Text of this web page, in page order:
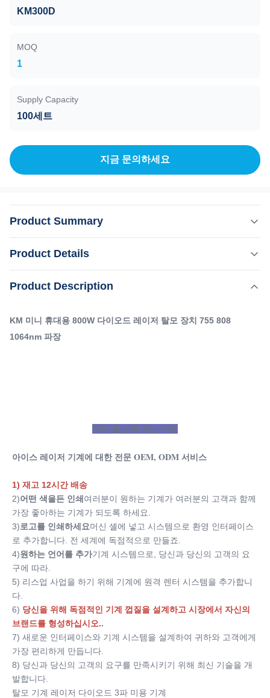
KM300D
MOQ
1
Supply Capacity
100세트
지금 문의하세요
Product Summary
을든 인쇄여러분이 원하는 기계가 여러분의 고객과 함께 가
신 셸에 넣고 시스템으로 환영 인터페이스로 추가합니다. 전
세계에 독점적으로 만들죠.4)원하는 언어를 추가기계 시스
Product Details
강조하다: 800W 휴대용 다이오드 레이저 기계
가정용 휴대용 다이오드 레이저 탈모 기계
Feature:
서클, 성형수술, 제모, 색소 제거, 색소침착 교정기, 모공 제
거제, 피부 회춘, 피부 강화, 미백, 주름 제거제
Application:
상용을 위해, 상용 & 가정용을 위해
After-Sales Service Provided:
작동하는 무료 예비품, 온라인 지원, 비디오 기술 지원, 현장
설치와 훈련하면서, 현장 유지 보수와 수리 서비스
Warranty:
2년
Name:
영구 제모 휴대용 808 다이오드 레이저 제모
Spot Size:
12*12mm 12*20mm 15*27mm 선택
Laser Wavelength:
808nm-810nm
Product Description
KM 미니 휴대용 800W 다이오드 레이저 탈모 장치 755 808
1064nm 파장
우리 를 선택 하는 이유
아이스 레이저 기계에 대한 전문 OEM, ODM 서비스
1) 재고 12시간 배송
2)어떤 색을든 인쇄 여러분이 원하는 기계가 여러분의 고객과 함께
가장 좋아하는 기계가 되도록 하세요.
3)로고를 인쇄하세요머신 셸에 넣고 시스템으로 환영 인터페이스
로 추가합니다. 전 세계에 독점적으로 만들죠.
4)원하는 언어를 추가기계 시스템으로, 당신과 당신의 고객의 요
구에 따라.
5) 리스업 사업을 하기 위해 기계에 원격 렌터 시스템을 추가합니
다.
6) 당신을 위해 독점적인 기계 껍질을 설계하고 시장에서 자신의
브랜드를 형성하십시오..
7) 새로운 인터페이스와 기계 시스템을 설계하여 귀하와 고객에게
가장 편리하게 만듭니다.
8) 당신과 당신의 고객의 요구를 만족시키기 위해 최신 기술을 개
발합니다.
탈모 기계 레이저 다이오드 3파 미용 기계